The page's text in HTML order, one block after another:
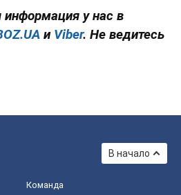
информация у нас в
и Viber. Не ведитесь
В начало
Команда